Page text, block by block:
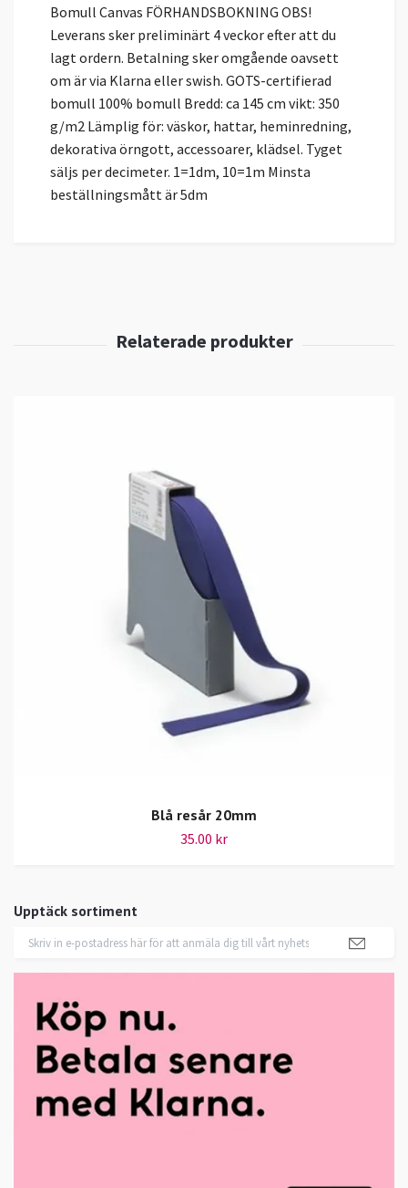
Upptäck sortiment
Bomull Canvas FÖRHANDSBOKNING OBS!
Leverans sker preliminärt 4 veckor efter att du
lagt ordern. Betalning sker omgående oavsett
om är via Klarna eller swish. GOTS-certifierad
bomull 100% bomull Bredd: ca 145 cm vikt: 350
g/m2 Lämplig för: väskor, hattar, heminredning,
dekorativa örngott, accessoarer, klädsel. Tyget
säljs per decimeter. 1=1dm, 10=1m Minsta
beställningsmått är 5dm
Blå resår 20mm
35.00 kr